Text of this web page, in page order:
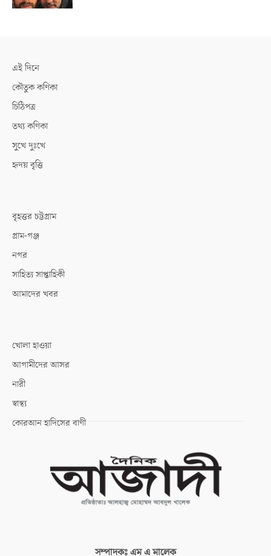
এই দিনে
কৌতুক কণিকা
চিঠিপত্র
তথ্য কণিকা
সুখে দুঃখে
হৃদয় বৃত্তি
বৃহত্তর চট্টগ্রাম
গ্রাম-গঞ্জ
নগর
সাহিত্য সাপ্তাহিকী
আমাদের খবর
খোলা হাওয়া
আগামীদের আসর
নারী
স্বাস্থ্য
কোরআন হাদিসের বাণী
সম্পাদকঃএম এ মালেক